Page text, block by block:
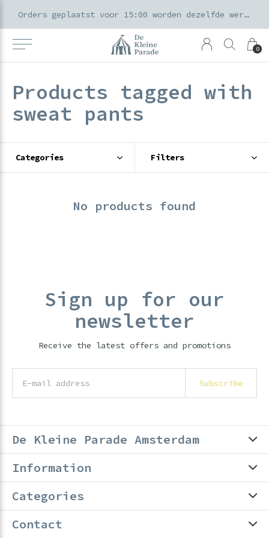
0
Orders geplaatst voor 15:00 worden dezelfde werkdag verzonden
Products tagged with
sweat pants
Categories Filters
No products found
Sign up for our
newsletter
Receive the latest offers and promotions
Subscribe
De Kleine Parade Amsterdam
Information
Categories
Contact